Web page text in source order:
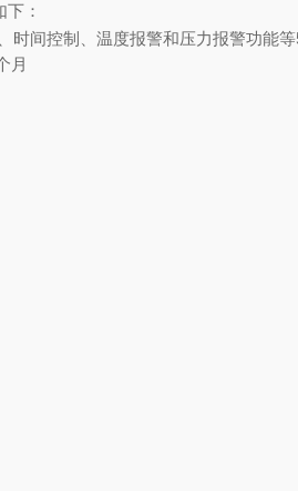
：
间控制、温度报警和压力报警功能
月